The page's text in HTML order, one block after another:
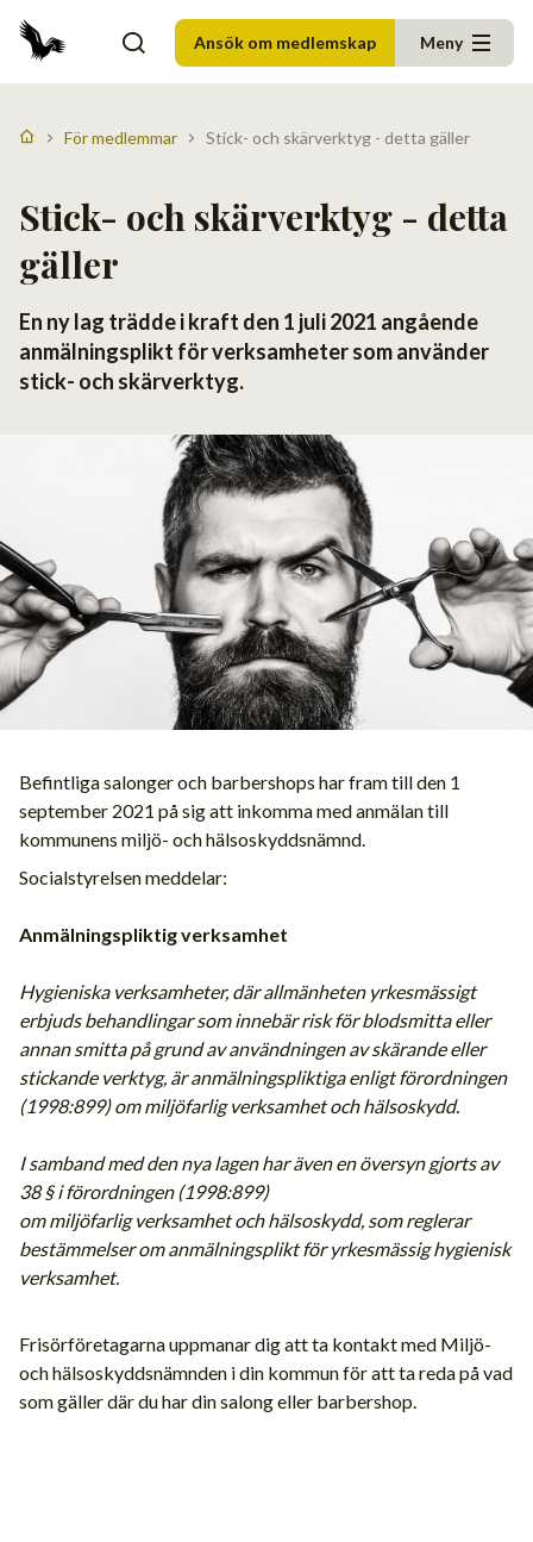
Ansök om medlemskap Meny
För medlemmar Stick- och skärverktyg - detta gäller
Stick- och skärverktyg - detta
gäller
En ny lag trädde i kraft den 1 juli 2021 angående
anmälningsplikt för verksamheter som använder
stick- och skärverktyg.
Befintliga salonger och barbershops har fram till den 1
september 2021 på sig att inkomma med anmälan till
kommunens miljö- och hälsoskyddsnämnd.
Socialstyrelsen meddelar:
Anmälningspliktig verksamhet
Hygieniska verksamheter, där allmänheten yrkesmässigt
erbjuds behandlingar som innebär risk för blodsmitta eller
annan smitta på grund av användningen av skärande eller
stickande verktyg, är anmälningspliktiga enligt förordningen
(1998:899) om miljöfarlig verksamhet och hälsoskydd.
I samband med den nya lagen har även en översyn gjorts av
38 § i förordningen (1998:899)
om miljöfarlig verksamhet och hälsoskydd, som reglerar
bestämmelser om anmälningsplikt för yrkesmässig hygienisk
verksamhet.
Frisörföretagarna uppmanar dig att ta kontakt med Miljö-
och hälsoskyddsnämnden i din kommun för att ta reda på vad
som gäller där du har din salong eller barbershop.